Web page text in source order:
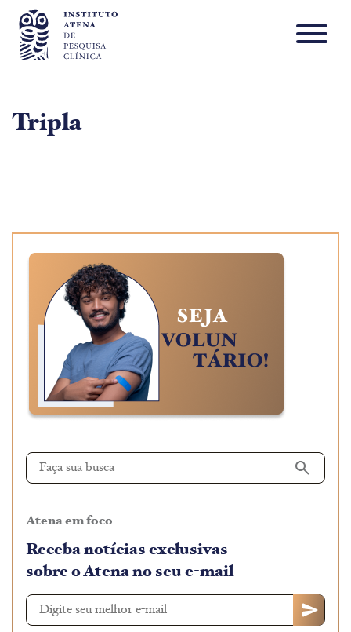
Tripla
Atena em foco
Receba notícias exclusivas
sobre o Atena no seu e-mail